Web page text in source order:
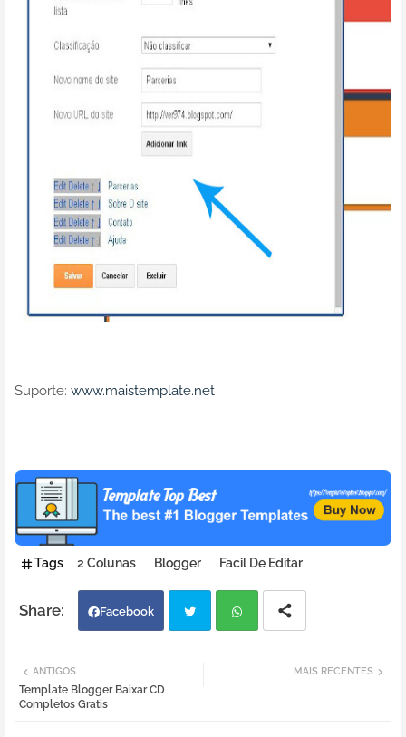
Suporte: www.maistemplate.net
Tags 2 Colunas Blogger Facil De Editar
Facebook
MAIS RECENTES
ANTIGOS
Template Blogger Baixar CD
Completos Gratis